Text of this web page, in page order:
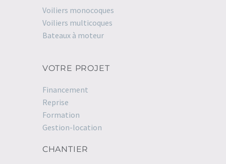
Voiliers monocoques
Voiliers multicoques
Bateaux à moteur
VOTRE PROJET
Financement
Reprise
Formation
Gestion-location
CHANTIER